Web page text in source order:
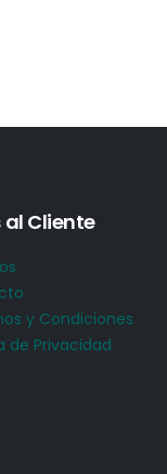
al Cliente
y Condiciones
de Privacidad